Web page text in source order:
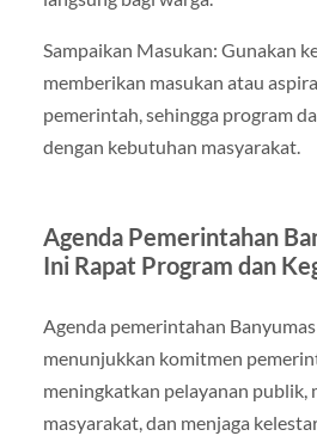
Sampaikan Masukan: Gunakan
memberikan masukan atau
pemerintah, sehingga program
dengan kebutuhan masyarakat.
Agenda Pemerintahan
Ini Rapat Program dan
Agenda pemerintahan
menunjukkan komitmen
meningkatkan pelayanan publik,
masyarakat, dan menjaga